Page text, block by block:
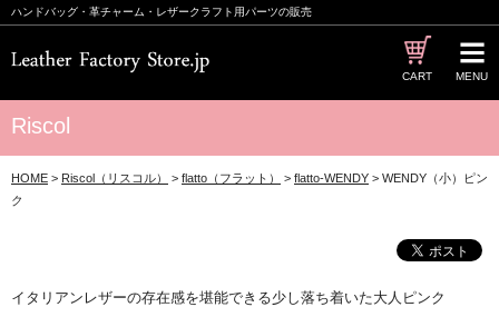
ハンドバッグ・革チャーム・レザークラフト用パーツの販売
MENU
CART
Riscol
HOME > Riscol（リスコル） > flatto（フラット） > flatto-WENDY > WENDY（小）ピン
ク
イタリアンレザーの存在感を堪能できる少し落ち着いた大人ピンク